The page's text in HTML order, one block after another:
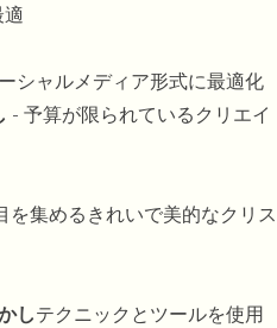
シャルメディア形式に最適化
- 予算が限られているクリエイ
集めるきれいで美的なクリス
しテクニックとツールを使用